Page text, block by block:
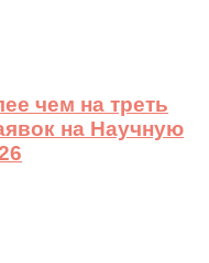
чем на треть
на Научную